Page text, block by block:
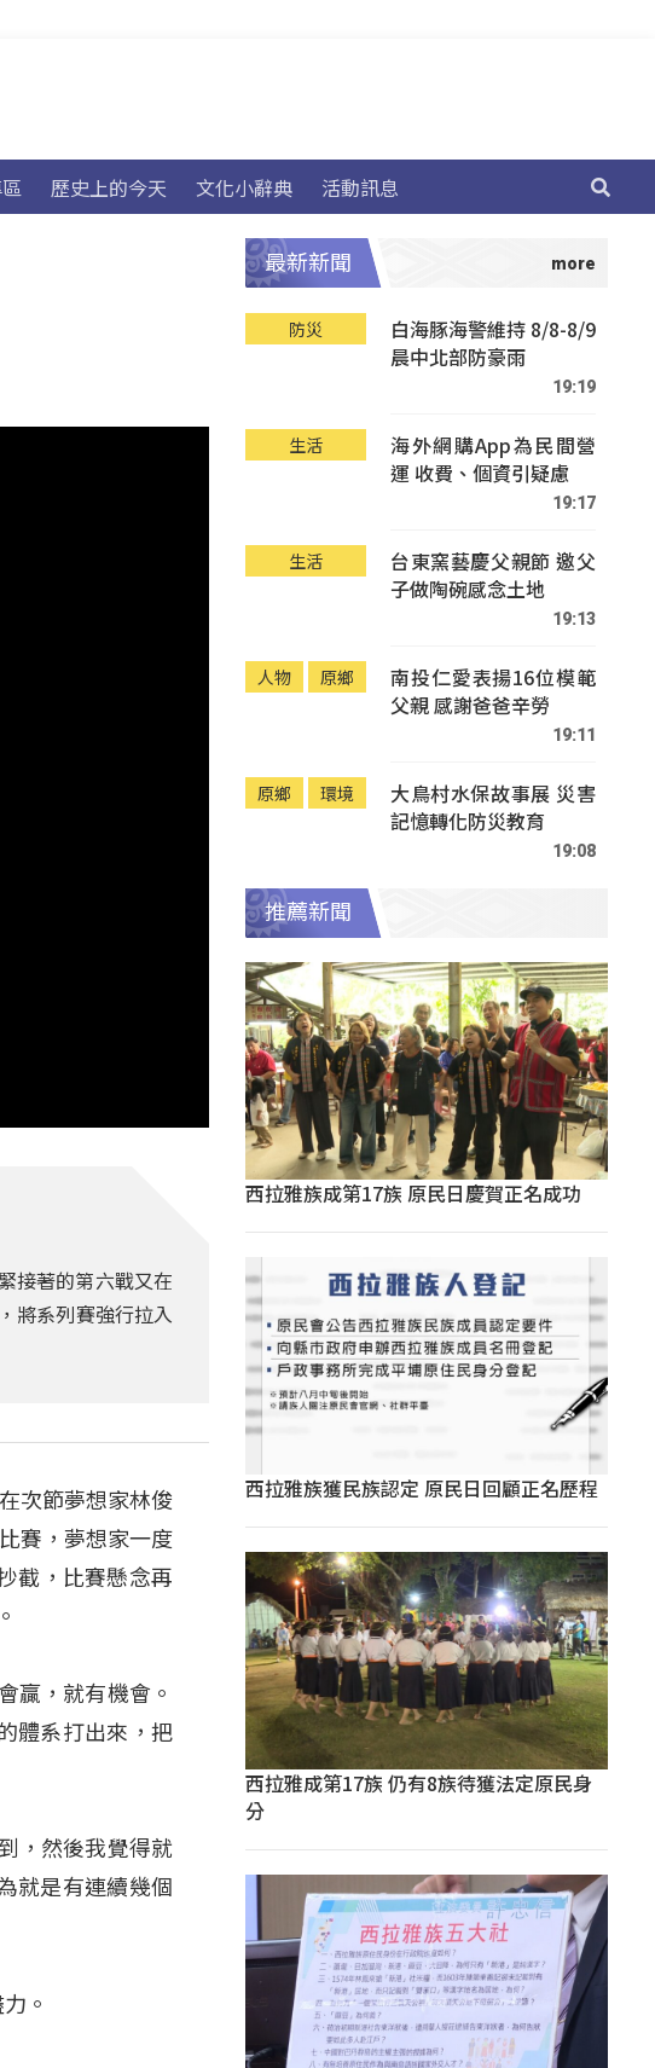
歷史上的今天 文化小辭典 活動訊息
接著的第六戰又在
將系列賽強行拉入
次節夢想家林俊
賽，夢想家一度
截，比賽懸念再
贏，就有機會。
體系打出來，把
，然後我覺得就
就是有連續幾個
。
最新新聞
防災
白海豚海警維持 8/8-8/9
晨中北部防豪雨
19:19
生活
海外網購App為民間營
運 收費、個資引疑慮
19:17
生活
台東窯藝慶父親節 邀父
子做陶碗感念土地
19:13
人物 原鄉
南投仁愛表揚16位模範
父親 感謝爸爸辛勞
19:11
原鄉 環境
大鳥村水保故事展 災害
記憶轉化防災教育
19:08
推薦新聞
西拉雅族成第17族 原民日慶賀正名成功
西拉雅族獲民族認定 原民日回顧正名歷程
西拉雅成第17族 仍有8族待獲法定原民身
分